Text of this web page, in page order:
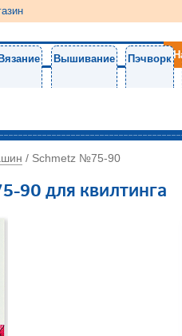
Вязание Вышивание Пэчворк
/ Schmetz №75-90
90 для квилтинга